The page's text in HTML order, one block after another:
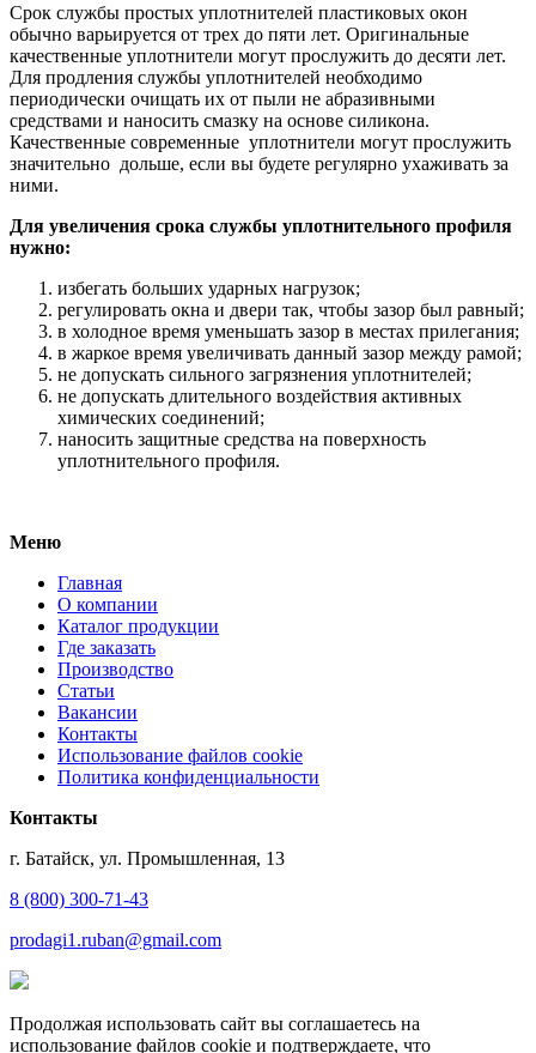
Срок службы простых уплотнителей пластиковых окон
обычно варьируется от трех до пяти лет. Оригинальные
качественные уплотнители могут прослужить до десяти лет.
Для продления службы уплотнителей необходимо
периодически очищать их от пыли не абразивными
средствами и наносить смазку на основе силикона.
Качественные современные уплотнители могут прослужить
значительно дольше, если вы будете регулярно ухаживать за
ними.
Для увеличения срока службы уплотнительного профиля
нужно:
избегать больших ударных нагрузок;
регулировать окна и двери так, чтобы зазор был равный;
в холодное время уменьшать зазор в местах прилегания;
в жаркое время увеличивать данный зазор между рамой;
не допускать сильного загрязнения уплотнителей;
не допускать длительного воздействия активных
химических соединений;
наносить защитные средства на поверхность
уплотнительного профиля.
Меню
Главная
О компании
Каталог продукции
Где заказать
Производство
Статьи
Вакансии
Контакты
Использование файлов cookie
Политика конфиденциальности
Контакты
г. Батайск, ул. Промышленная, 13
8 (800) 300-71-43
prodagi1.ruban@gmail.com
Продолжая использовать сайт вы соглашаетесь на
использование файлов cookie и подтверждаете, что